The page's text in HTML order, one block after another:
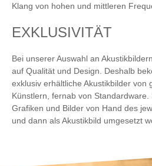
Klang von hohen und mittleren
EXKLUSIVITÄT
Bei unserer Auswahl an
auf Qualität und Design. Deshalb
exklusiv erhältliche Akustikbilder von
Künstlern, fernab von Standardware.
Grafiken und Bilder von Hand des
und dann als Akustikbild umgesetzt